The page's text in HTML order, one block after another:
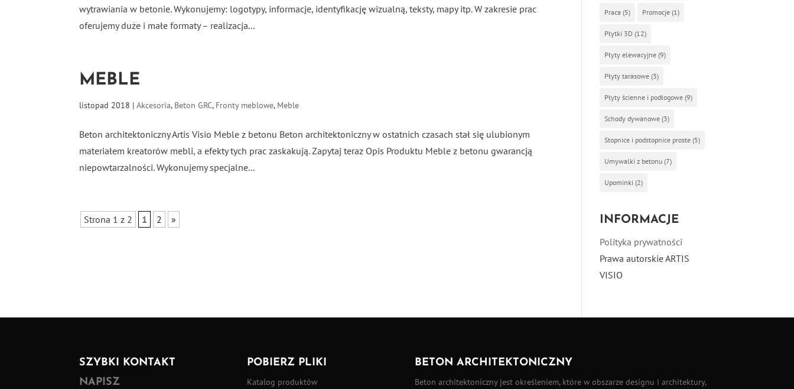
wytrawiania w betonie. Wykonujemy: logotypy, informacje, identyfikację wizualną, teksty, mapy itp. W zakresie prac
oferujemy duże i małe formaty – realizacja...
MEBLE
listopad 2018 |Akcesoria, Beton GRC, Fronty meblowe, Meble
Beton architektoniczny Artis Visio Meble z betonu Beton architektoniczny w ostatnich czasach stał się ulubionym
materiałem kreatorów mebli, a efekty tych prac zaskakują. Zapytaj teraz Opis Produktu Meble z betonu gwarancją
niepowtarzalności. Wykonujemy specjalne...
Strona 1 z 2 1 2 »
Praca (5) Promocje (1)
Płytki 3D (12)
Płyty elewacyjne (9)
Płyty tarasowe (3)
Płyty ścienne i podłogowe (9)
Schody dywanowe (3)
Stopnice i podstopnice proste (5)
Umywalki z betonu (7)
Upominki (2)
INFORMACJE
Polityka prywatności
Prawa autorskie ARTIS
VISIO
SZYBKI KONTAKT
NAPISZ
POBIERZ PLIKI
Katalog produktów
BETON ARCHITEKTONICZNY
Beton architektonicznyjest określeniem, które w obszarze designu i architektury,